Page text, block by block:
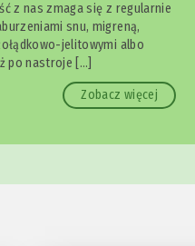
z nas zmaga się z regularnie
snu, migreną,
jelitowymi albo
po nastroje […]
Zobacz więcej
Ulga od zgagi i bólu
żołądka
Anne Kamp